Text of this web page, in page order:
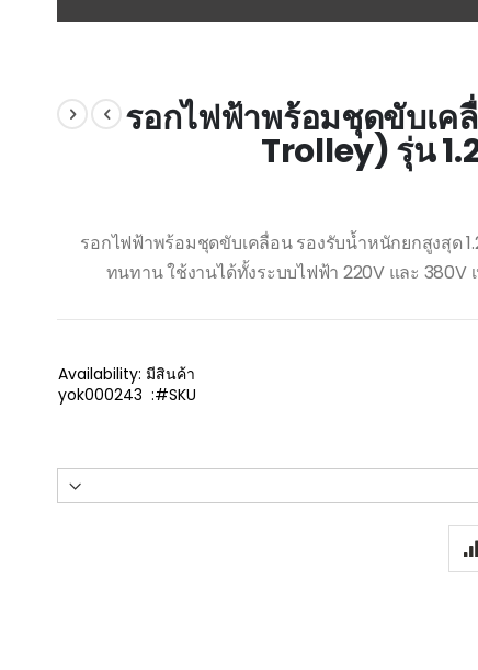
รอกไฟฟ้าพร้อมชุดขับเ
Trolley) รุ่น
รอกไฟฟ้าพร้อมชุดขับเคลื่อน รองรับน้ำหนักยกสูงสุด
ทนทาน ใช้งานได้ทั้งระบบไฟฟ้า 220V และ 380V
Availability: มีสินค้า
SKU
yok000243